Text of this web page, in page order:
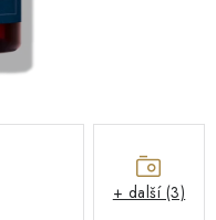
+ další (3)